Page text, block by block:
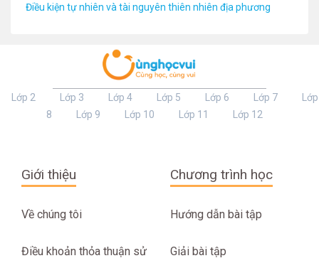
Điều kiện tự nhiên và tài nguyên thiên nhiên địa phương
Lớp 2 Lớp 3 Lớp 4 Lớp 5 Lớp 6 Lớp 7
Lớp
8
Lớp 9 Lớp 10 Lớp 11 Lớp 12
Giới thiệu
Về chúng tôi
Điều khoản thỏa thuận sử
Chương trình học
Hướng dẫn bài tập
Giải bài tập